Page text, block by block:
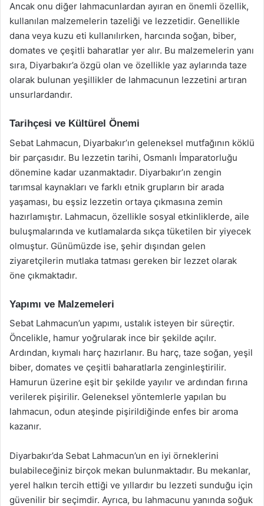
Ancak onu diğer lahmacunlardan ayıran en önemli özellik,
kullanılan malzemelerin tazeliği ve lezzetidir. Genellikle
dana veya kuzu eti kullanılırken, harcında soğan, biber,
domates ve çeşitli baharatlar yer alır. Bu malzemelerin yanı
sıra, Diyarbakır’a özgü olan ve özellikle yaz aylarında taze
olarak bulunan yeşillikler de lahmacunun lezzetini artıran
unsurlardandır.
Tarihçesi ve Kültürel Önemi
Sebat Lahmacun, Diyarbakır’ın geleneksel mutfağının köklü
bir parçasıdır. Bu lezzetin tarihi, Osmanlı İmparatorluğu
dönemine kadar uzanmaktadır. Diyarbakır’ın zengin
tarımsal kaynakları ve farklı etnik grupların bir arada
yaşaması, bu eşsiz lezzetin ortaya çıkmasına zemin
hazırlamıştır. Lahmacun, özellikle sosyal etkinliklerde, aile
buluşmalarında ve kutlamalarda sıkça tüketilen bir yiyecek
olmuştur. Günümüzde ise, şehir dışından gelen
ziyaretçilerin mutlaka tatması gereken bir lezzet olarak
öne çıkmaktadır.
Yapımı ve Malzemeleri
Sebat Lahmacun’un yapımı, ustalık isteyen bir süreçtir.
Öncelikle, hamur yoğrularak ince bir şekilde açılır.
Ardından, kıymalı harç hazırlanır. Bu harç, taze soğan, yeşil
biber, domates ve çeşitli baharatlarla zenginleştirilir.
Hamurun üzerine eşit bir şekilde yayılır ve ardından fırına
verilerek pişirilir. Geleneksel yöntemlerle yapılan bu
lahmacun, odun ateşinde pişirildiğinde enfes bir aroma
kazanır.
Diyarbakır’da Sebat Lahmacun’un en iyi örneklerini
bulabileceğiniz birçok mekan bulunmaktadır. Bu mekanlar,
yerel halkın tercih ettiği ve yıllardır bu lezzeti sunduğu için
güvenilir bir seçimdir. Ayrıca, bu lahmacunu yanında soğuk